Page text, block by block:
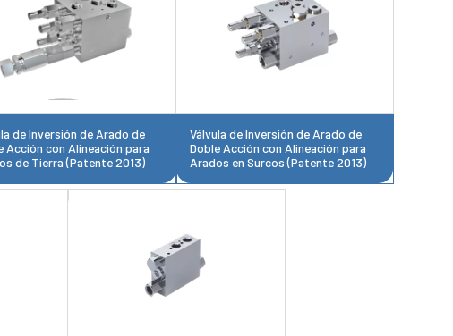
de Inversión de Arado de
Acción con Alineación para
de Tierra (Patente 2013)
Válvula de Inversión de Arado de
Doble Acción con Alineación para
Arados en Surcos (Patente 2013)